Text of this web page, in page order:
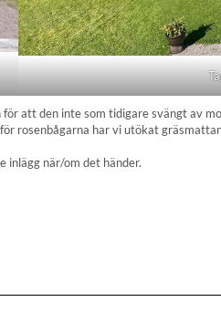
att den inte som tidigare svängt av
rosenbågarna har vi utökat
inlägg när/om det händer.